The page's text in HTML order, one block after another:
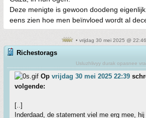
Deze menigte is gewoon doodeng
eens zien hoe men beïnvloed wordt al
• vrijdag 30 mei 2025 @
Richestorags
Usluzhlivyy durak opasnee
Op vrijdag 30 mei 2025 22:39
volgende:
[..]
Inderdaad, de statement viel me erg mee,